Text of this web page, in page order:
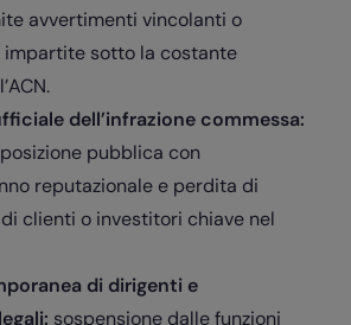
avvertimenti vincolanti o
sotto la costante
dell’infrazione commessa:
pubblica con
reputazionale e perdita di
clienti o investitori chiave nel
di dirigenti e
sospensione dalle funzioni